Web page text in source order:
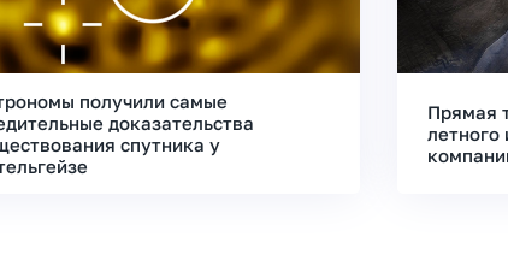
получили самые
доказательства
спутника у
Прямая
летного